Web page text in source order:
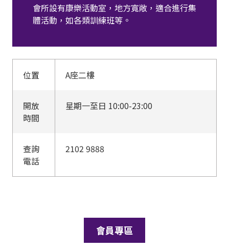
會所設有康樂活動室，地方寬敞，適合進行集
體活動，如各類訓練班等。
位置 A座二樓
開放
時間
星期一至日 10:00-23:00
查詢
電話
2102 9888
會員專區